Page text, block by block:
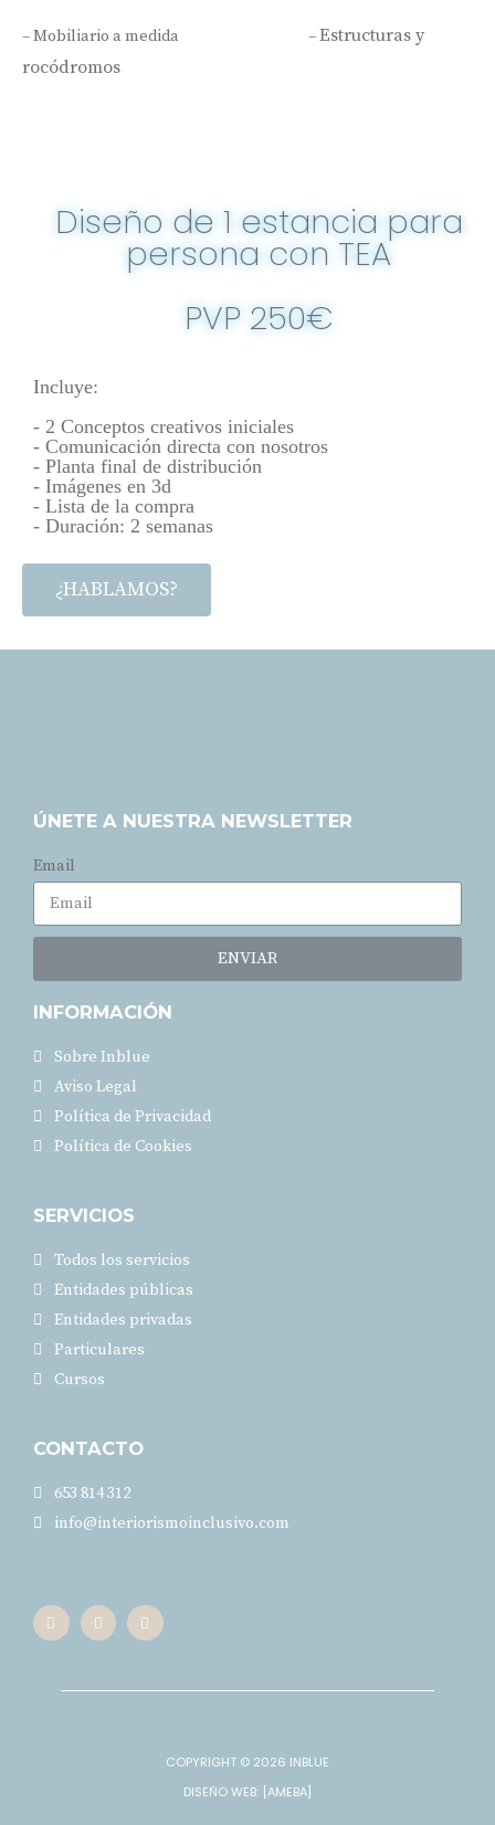
– Mobiliario a medida –Estructuras y
rocódromos
Diseño de 1 estancia para
persona con TEA
PVP 250€
Incluye:
- 2 Conceptos creativos iniciales
- Comunicación directa con nosotros
- Planta final de distribución
- Imágenes en 3d
- Lista de la compra
- Duración: 2 semanas
¿HABLAMOS?
ÚNETE A NUESTRA NEWSLETTER
Email
ENVIAR
INFORMACIÓN
Sobre Inblue
Aviso Legal
Política de Privacidad
Política de Cookies
SERVICIOS
Todos los servicios
Entidades públicas
Entidades privadas
Particulares
Cursos
CONTACTO
653 814 312
info@interiorismoinclusivo.com​
COPYRIGHT © 2026 INBLUE
DISEÑO WEB: [AMEBA]